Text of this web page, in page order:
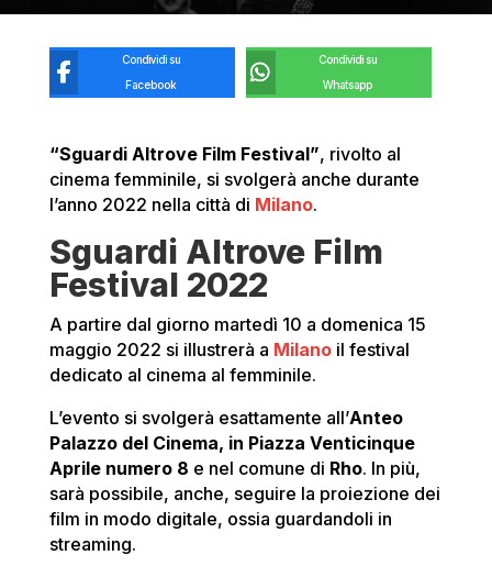
Condividi su
Facebook
Condividi su
Whatsapp
“Sguardi Altrove Film Festival”, rivolto al
cinema femminile, si svolgerà anche durante
l’anno 2022 nella città di Milano.
Sguardi Altrove Film
Festival 2022
A partire dal giorno martedì 10 a domenica 15
maggio 2022 si illustrerà a Milano il festival
dedicato al cinema al femminile.
L’evento si svolgerà esattamente all’Anteo
Palazzo del Cinema, in Piazza Venticinque
Aprile numero 8 e nel comune di Rho. In più,
sarà possibile, anche, seguire la proiezione dei
film in modo digitale, ossia guardandoli in
streaming.